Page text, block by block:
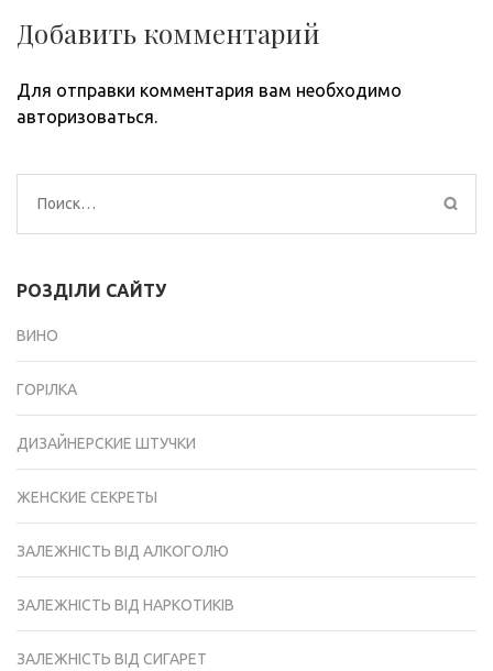
Добавить комментарий
Для отправки комментария вам необходимо
авторизоваться.
Найти:
РОЗДІЛИ САЙТУ
ВИНО
ГОРІЛКА
ДИЗАЙНЕРСКИЕ ШТУЧКИ
ЖЕНСКИЕ СЕКРЕТЫ
ЗАЛЕЖНІСТЬ ВІД АЛКОГОЛЮ
ЗАЛЕЖНІСТЬ ВІД НАРКОТИКІВ
ЗАЛЕЖНІСТЬ ВІД СИГАРЕТ